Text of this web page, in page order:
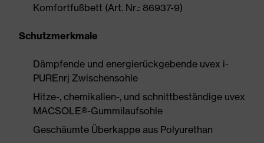
Komfortfußbett (Art. Nr.: 86937-9)
Schutzmerkmale
Dämpfende und energierückgebende uvex i-
PUREnrj Zwischensohle
Hitze-, chemikalien-, und schnittbeständige uvex
MACSOLE®-Gummilaufsohle
Geschäumte Überkappe aus Polyurethan